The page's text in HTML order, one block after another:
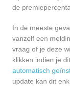
de
In de meeste
vanzelf een
vraag of je deze
klikken indien je
automatisch
update kan dit